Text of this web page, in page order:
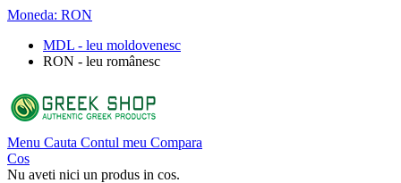
Moneda: RON
MDL - leu moldovenesc
RON - leu românesc
Menu Cauta Contul meu Compara
Cos
Nu aveti nici un produs in cos.